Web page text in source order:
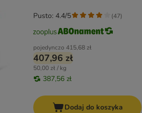
pojedynczo 415,68 zł
407,96 zł
50,00 zł / kg
387,56 zł
Pusto: 4.4/5 (47)
Dodaj do koszyka